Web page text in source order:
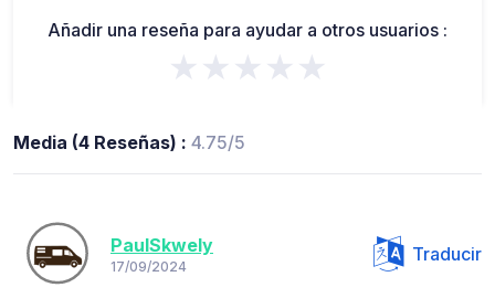
Añadir una reseña para ayudar a otros usuarios :
★★★★★
Media (4 Reseñas) : 4.75/5
PaulSkwely
17/09/2024
Traducir